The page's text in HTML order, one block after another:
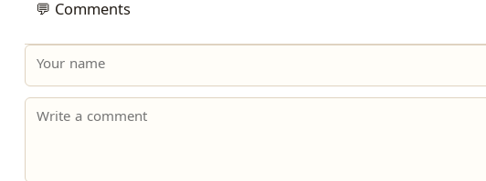
💬 Comments